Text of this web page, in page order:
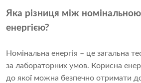
Яка різниця між
енергією?
Номінальна енергія – це загальна
за лабораторних умов. Корисна
до якої можна безпечно отримати